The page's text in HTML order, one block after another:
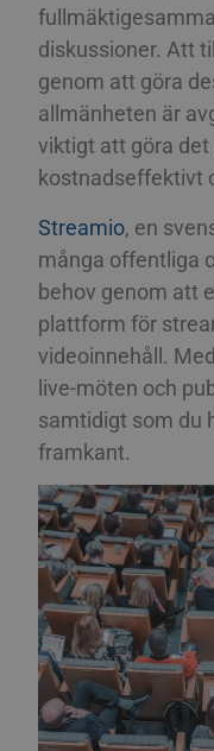
diskussioner. Att
genom att göra
allmänheten är
viktigt att göra
kostnadseffektivt
Streamio, en
många offentliga
behov genom att
plattform för
videoinnehåll.
live-möten och
samtidigt som du
framkant.